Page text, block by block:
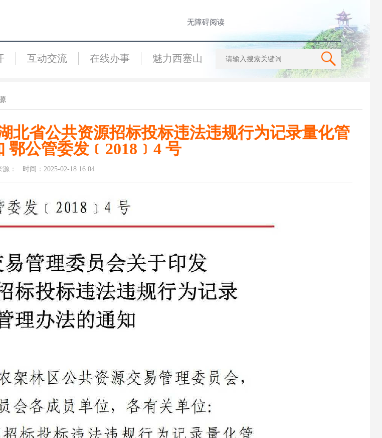
无障碍阅读
互动交流 在线办事 魅力西塞山
北省公共资源招标投标违法违规行为记录量化管
鄂公管委发﹝2018﹞4 号
源： 时间：2025-02-18 16:04